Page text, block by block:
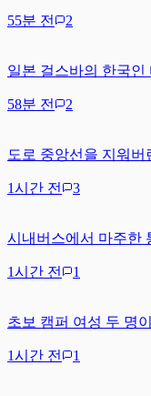
55분 전 2
일본 걸스바의 한국인
58분 전 2
도로 중앙선을 지워버
1시간 전 3
시내버스에서 마주한
1시간 전 1
초보 캠퍼 여성 두 명
1시간 전 1